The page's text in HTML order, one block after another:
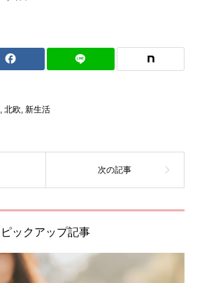
, 北欧, 新生活
ピックアップ記事